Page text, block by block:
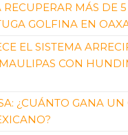
MÁS DE
GOLFINA EN
EL SISTEMA
CON
¿CUÁNTO GANA